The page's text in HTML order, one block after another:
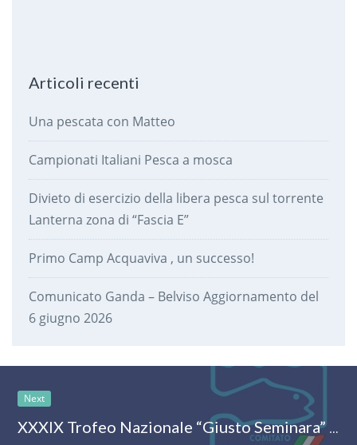
Articoli recenti
Una pescata con Matteo
Campionati Italiani Pesca a mosca
Divieto di esercizio della libera pesca sul torrente
Lanterna zona di “Fascia E”
Primo Camp Acquaviva , un successo!
Comunicato Ganda – Belviso Aggiornamento del
6 giugno 2026
Next
XXXIX Trofeo Nazionale “Giusto Seminara” Interbancario di pesca alla trota.